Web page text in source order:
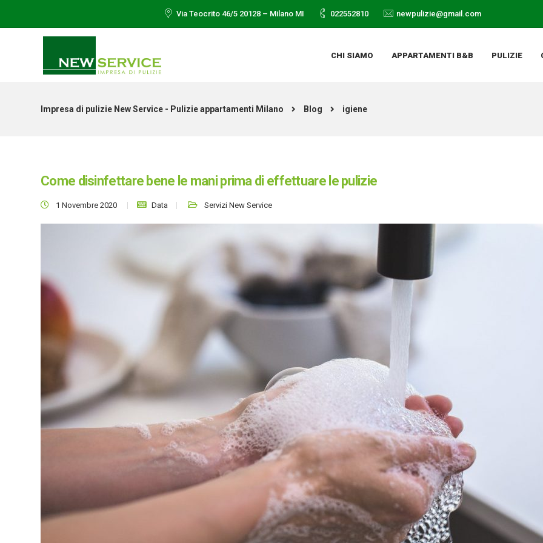
Via Teocrito 46/5 20128 – Milano MI 022552810 newpulizie@gmail.com
CHI SIAMO APPARTAMENTI B&B PULIZIE
Impresa di pulizie New Service - Pulizie appartamenti Milano Blog igiene
Come disinfettare bene le mani prima di effettuare le pulizie
1 Novembre 2020 Data Servizi New Service